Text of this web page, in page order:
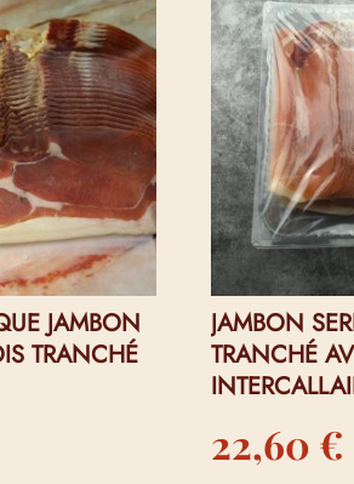
JAMBON
TRANCHÉ
JAMBON
TRANCHÉ
22,60 €